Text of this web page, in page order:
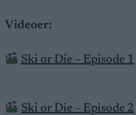
Videoer:
Ski or Die – Episode 1
Ski or Die – Episode 2